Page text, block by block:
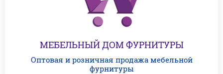
МЕБЕЛЬНЫЙ ДОМ ФУРНИТУРЫ
Оптовая и розничная продажа мебельной
фурнитуры